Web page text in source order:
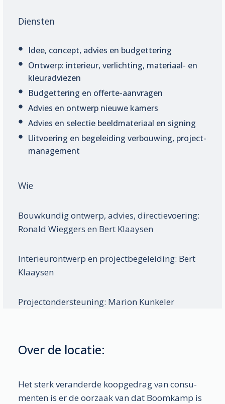
Diensten
Idee, concept, advies en budget­tering
Ontwerp: interieur, verlichting, materiaal- en
kleur­adviezen
Budget­tering en offerte-aanvragen
Advies en ontwerp nieuwe kamers
Advies en selectie beeld­materiaal en signing
Uitvoering en be­gelei­ding verbou­wing, project­
mana­gement
Wie
Bouwkundig ontwerp, advies, directie­voering:
Ronald Wieggers en Bert Klaaysen
Interieur­ontwerp en project­bege­leiding: Bert
Klaaysen
Project­onder­steuning: Marion Kunkeler
Over de locatie:
Het sterk veranderde koop­gedrag van consu­
menten is er de oorzaak van dat Boomkamp is